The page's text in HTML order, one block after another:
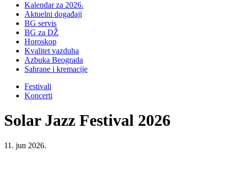
Kalendar za 2026.
Aktuelni događaji
BG servis
BG za DŽ
Horoskop
Kvalitet vazduha
Azbuka Beograda
Sahrane i kremacije
Festivali
Koncerti
Solar Jazz Festival 2026
11. jun 2026.